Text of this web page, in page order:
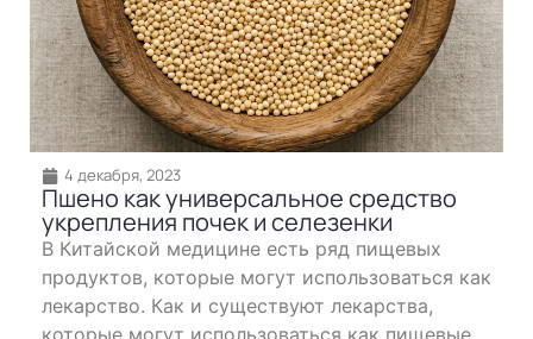
4 декабря, 2023
Пшено как универсальное средство
укрепления почек и селезенки
В Китайской медицине есть ряд пищевых
продуктов, которые могут использоваться как
лекарство. Как и существуют лекарства,